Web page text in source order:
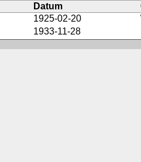
Datum
1925-02-20
1933-11-28